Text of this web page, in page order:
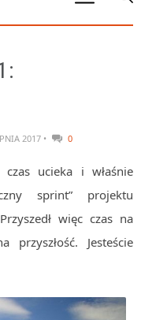
2017 • 0
ucieka i właśnie
sprint” projektu
więc czas na
Jesteście